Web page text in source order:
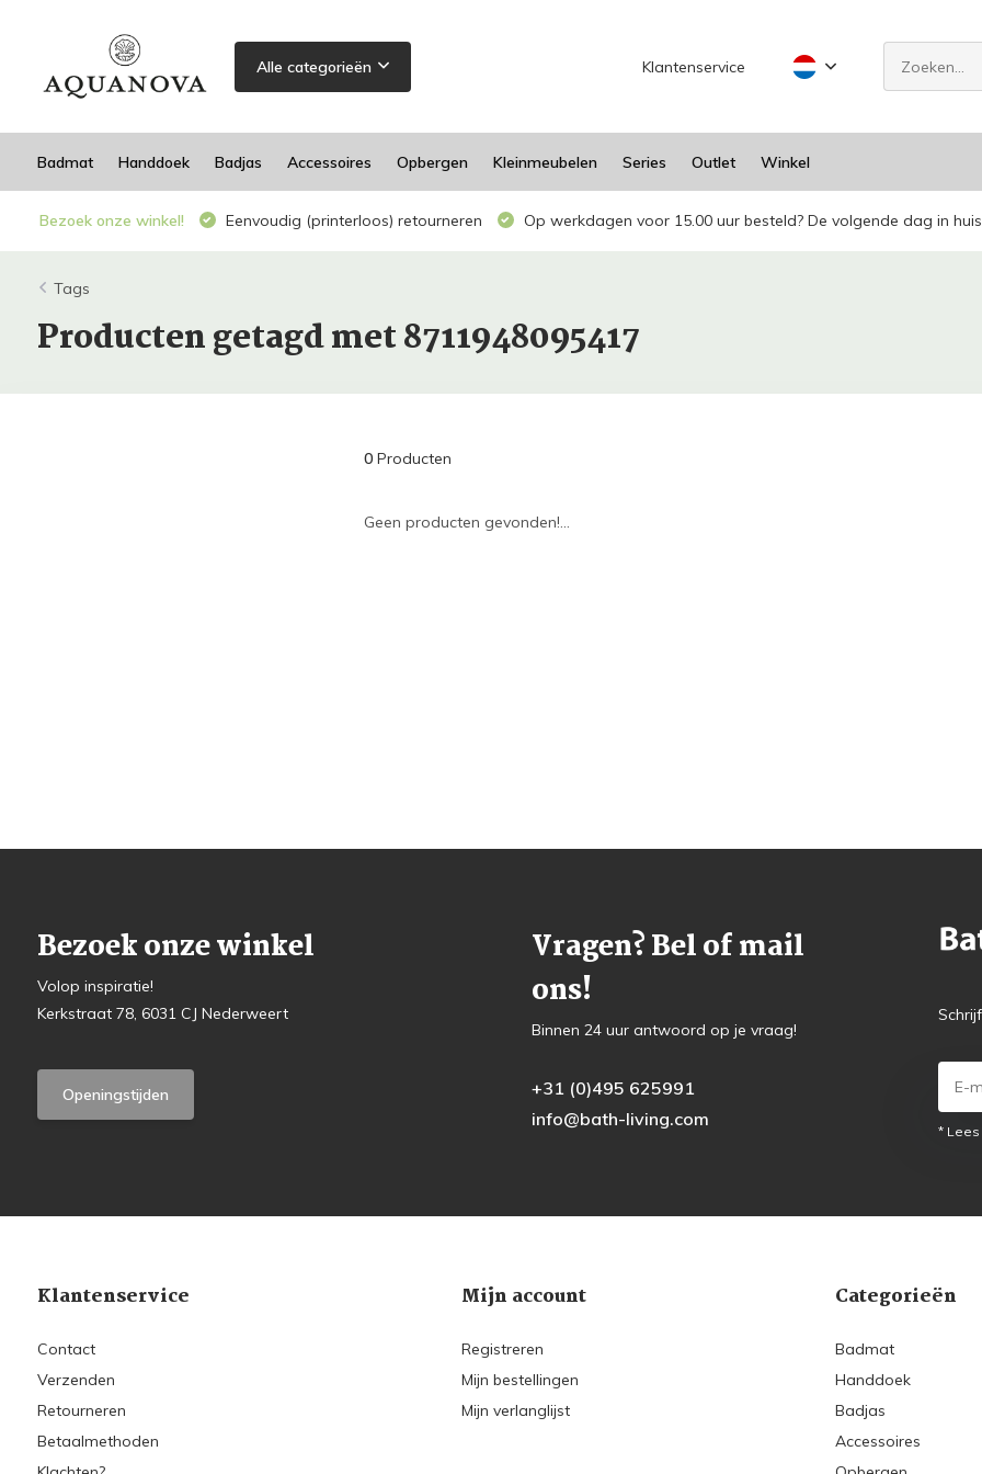
Alle categorieën Klantenservice
Badmat Handdoek Badjas Accessoires Opbergen Kleinmeubelen Series Outlet Winkel
Bezoek onze winkel! Eenvoudig (printerloos) retourneren Op werkdagen voor 15.00 uur besteld? De volgende dag in
Tags
Producten getagd met 8711948095417
0Producten
Geen producten gevonden!...
Bezoek onze winkel
Volop inspiratie!
Kerkstraat 78, 6031 CJ Nederweert
Openingstijden
Vragen? Bel of mail
ons!
Binnen 24 uur antwoord op je vraag!
+31 (0)495 625991
info@bath-living.com
*
Klantenservice
Contact
Verzenden
Retourneren
Betaalmethoden
Mijn account
Registreren
Mijn bestellingen
Mijn verlanglijst
Categorieën
Badmat
Handdoek
Badjas
Accessoires